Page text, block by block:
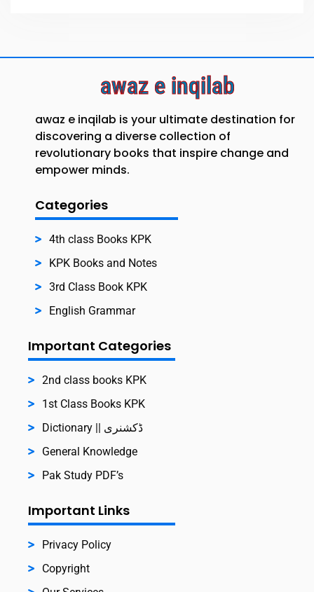
awaz e inqilab
awaz e inqilab is your ultimate destination for
discovering a diverse collection of
revolutionary books that inspire change and
empower minds.
Categories
4th class Books KPK
KPK Books and Notes
3rd Class Book KPK
English Grammar
Important Categories
2nd class books KPK
1st Class Books KPK
Dictionary || ڈکشنری
General Knowledge
Pak Study PDF’s
Important Links
Privacy Policy
Copyright